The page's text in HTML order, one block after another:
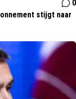
0
stijgt naar